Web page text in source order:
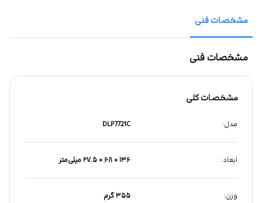
مشخصات فنی
مشخصات فنی
مشخصات کلی
مدل:
DLP7721C
ابعاد: ۱۳۶ × ۶۸ × ۲۷.۵ میلی‌متر
وزن: ۳۵۵ گرم